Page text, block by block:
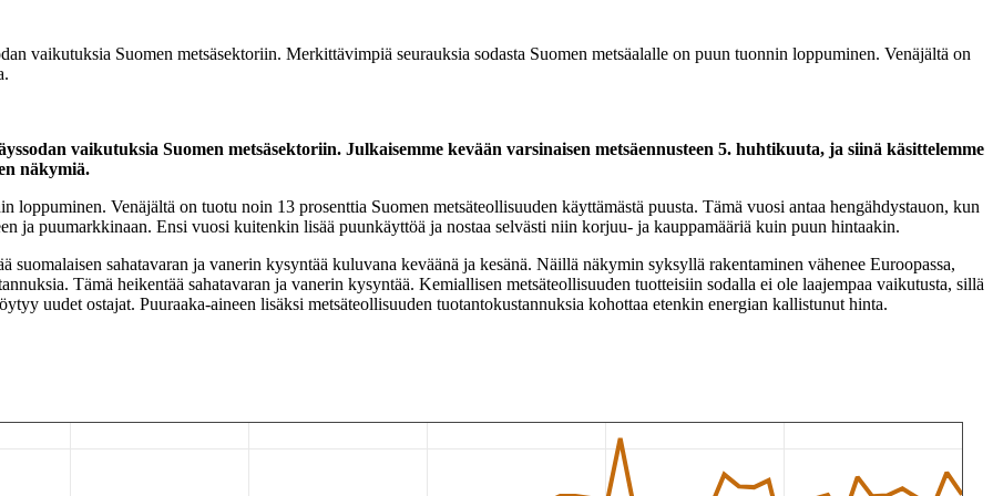
vaikutuksia Suomen metsäsektoriin. Merkittävimpiä seurauksia sodasta Suomen metsäalalle on puun tuonnin loppuminen. Venäjältä on
vaikutuksia Suomen metsäsektoriin. Julkaisemme kevään varsinaisen metsäennusteen 5. huhtikuuta, ja siinä käsittelemme
näkymiä.
loppuminen. Venäjältä on tuotu noin 13 prosenttia Suomen metsäteollisuuden käyttämästä puusta. Tämä vuosi antaa hengähdystauon, kun
ja puumarkkinaan. Ensi vuosi kuitenkin lisää puunkäyttöä ja nostaa selvästi niin korjuu- ja kauppamääriä kuin puun hintaakin.
suomalaisen sahatavaran ja vanerin kysyntää kuluvana keväänä ja kesänä. Näillä näkymin syksyllä rakentaminen vähenee Euroopassa,
Tämä heikentää sahatavaran ja vanerin kysyntää. Kemiallisen metsäteollisuuden tuotteisiin sodalla ei ole laajempaa vaikutusta, sillä
uudet ostajat. Puuraaka-aineen lisäksi metsäteollisuuden tuotantokustannuksia kohottaa etenkin energian kallistunut hinta.